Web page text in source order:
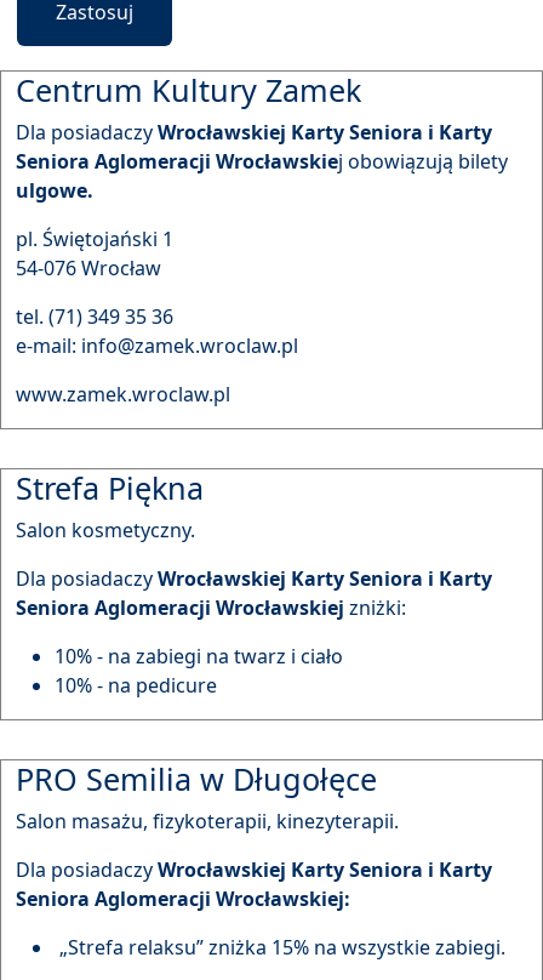
Zastosuj
Centrum Kultury Zamek
Dla posiadaczyWrocławskiej Karty Seniora i Karty
Seniora Aglomeracji Wrocławskiej obowiązują bilety
ulgowe.
pl. Świętojański 1
54-076 Wrocław
tel. (71) 349 35 36
e-mail: info@zamek.wroclaw.pl
www.zamek.wroclaw.pl
Strefa Piękna
Salon kosmetyczny.
Dla posiadaczyWrocławskiej Karty Seniora i Karty
Seniora Aglomeracji Wrocławskiej zniżki:
10% - na zabiegi na twarz i ciało
10% - na pedicure
PRO Semilia w Długołęce
Salon masażu, fizykoterapii, kinezyterapii.
Dla posiadaczyWrocławskiej Karty Seniora i Karty
Seniora Aglomeracji Wrocławskiej:
„Strefa relaksu” zniżka 15% na wszystkie zabiegi.